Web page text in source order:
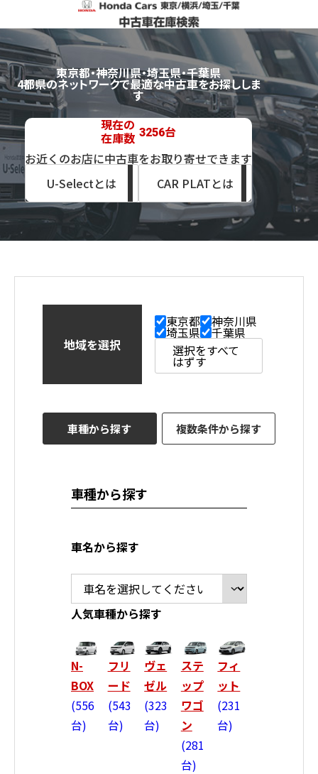
東京都・神奈川県・埼玉県・千葉県
4都県のネットワークで最適な中古車をお探ししま
す
現在の
在庫数 3256台
お近くのお店に中古車をお取り寄せできます
U-Selectとは
CAR PLATとは
地域を選択
東京都 神奈川県
埼玉県
千葉県
選択をすべて
はずす
車種から探す 複数条件から探す
車種から探す
車名から探す
人気車種から探す
N-
BOX
556
台
フリ
ード
543
台
ヴェ
ゼル
323
台
ステ
ップ
ワゴ
ン
281
台
フィ
ット
231
台